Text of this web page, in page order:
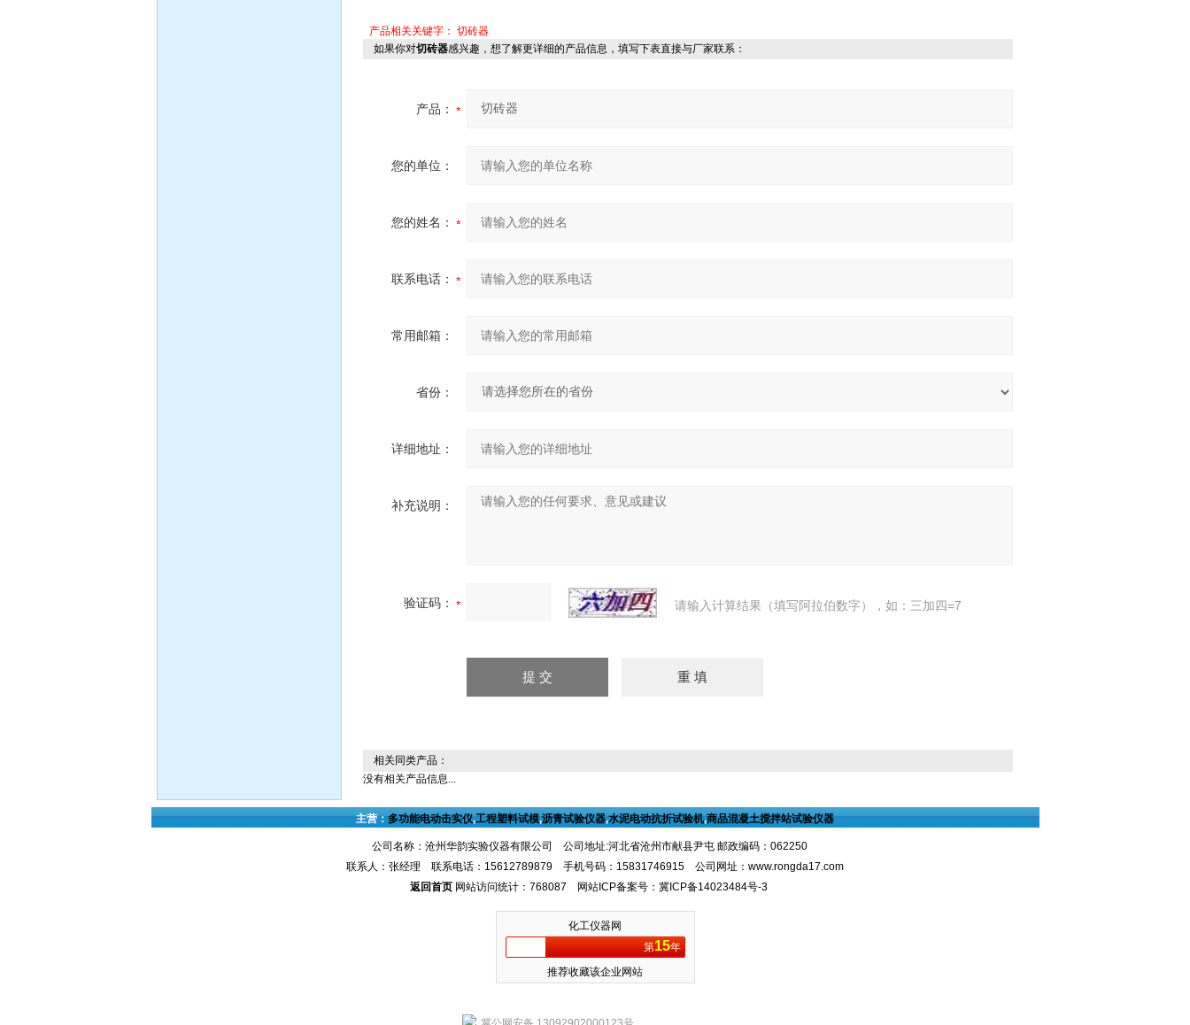
产品相关关键字： 切砖器
如果你对切砖器感兴趣，想了解更详细的产品信息，填写下表直接与厂家联系：
产品：
您的单位：
您的姓名：
联系电话：
常用邮箱：
省份：
详细地址：
补充说明：
验证码： 请输入计算结果（填写阿拉伯数字），如：三加四=7
相关同类产品：
没有相关产品信息...
主营：多功能电动击实仪,工程塑料试模,沥青试验仪器,水泥电动抗折试验机,商品混凝土搅拌站试验仪器
公司名称：沧州华韵实验仪器有限公司 公司地址:河北省沧州市献县尹屯 邮政编码：062250
联系人：张经理 联系电话：15612789879 手机号码：15831746915 公司网址： www.rongda17.com
返回首页网站访问统计：768087 网站ICP备案号： 冀ICP备14023484号-3
化工仪器网
第15年
推荐收藏该企业网站